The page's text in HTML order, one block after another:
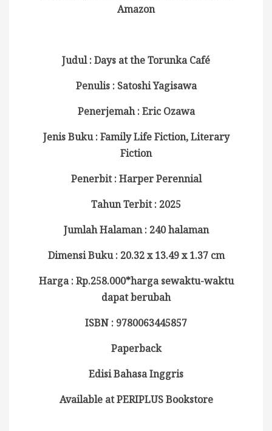
Amazon
Judul : Days at the Torunka Café
Penulis : Satoshi Yagisawa
Penerjemah : Eric Ozawa
Jenis Buku : Family Life Fiction, Literary
Fiction
Penerbit : Harper Perennial
Tahun Terbit : 2025
Jumlah Halaman : 240 halaman
Dimensi Buku : 20.32 x 13.49 x 1.37 cm
Harga : Rp.258.000*harga sewaktu-waktu
dapat berubah
ISBN : 9780063445857
Paperback
Edisi Bahasa Inggris
Available at PERIPLUS Bookstore